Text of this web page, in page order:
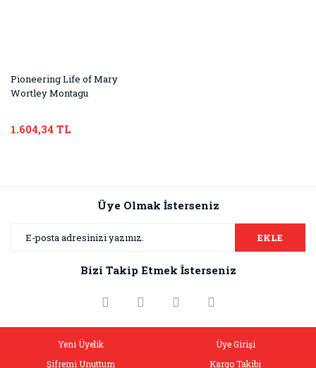
Pioneering Life of Mary
Wortley Montagu
1.604,34 TL
Üye Olmak İsterseniz
EKLE
Bizi Takip Etmek İsterseniz
Yeni Üyelik
Üye Girişi
Şifremi Unuttum
Kargo Takibi